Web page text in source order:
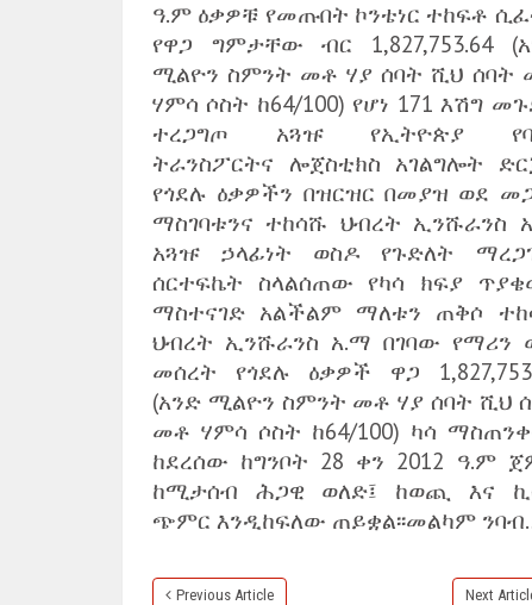
ዓ.ም ዕቃዎቹ የመጡበት ኮንቴነር ተከፍቶ
የዋጋ ግምታቸው ብር 1,827,753.64
ሚልዮን ስምንት መቶ ሃያ ሰባት ሺህ ሰባት
ሃምሳ ሶስት ከ64/100) የሆነ 171 እሽግ
ተረጋግጦ አጓዡ የኢትዮጵያ
ትራንስፖርትና ሎጀስቲክስ አገልግሎት
የጎደሉ ዕቃዎችን በዝርዝር በመያዝ ወደ
ማስገባቱንና ተከሳሹ ህብረት ኢንሹራንስ
አጓዡ ኃላፊነት ወስዶ የጉድለት
ሰርተፍኬት ስላልሰጠው የካሳ ክፍያ
ማስተናገድ አልችልም ማለቱን ጠቅሶ
ህብረት ኢንሹራንስ አ.ማ በገባው የማሪን
መሰረት የጎደሉ ዕቃዎች ዋጋ
(አንድ ሚልዮን ስምንት መቶ ሃያ ሰባት ሺህ
መቶ ሃምሳ ሶስት ከ64/100) ካሳ
ከደረሰው ከግንቦት 28 ቀን 2012 ዓ.ም
ከሚታሰብ ሕጋዊ ወለድ፤ ከወጪ እና
ጭምር እንዲከፍለው ጠይቋል፡፡መልካም
Previous Article Next